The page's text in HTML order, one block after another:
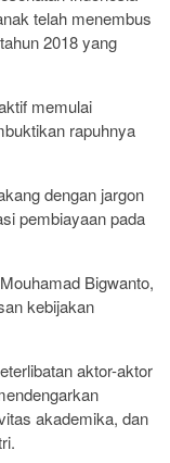
telah menembus
2018 yang
memulai
rapuhnya
dengan jargon
pembiayaan pada
Bigwanto,
kebijakan
aktor-aktor
akademika, dan